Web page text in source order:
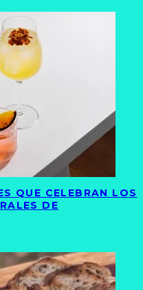
QUE CELEBRAN LOS
DE